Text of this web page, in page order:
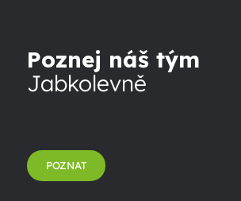
Poznej náš tým
Jabkolevně
POZNAT